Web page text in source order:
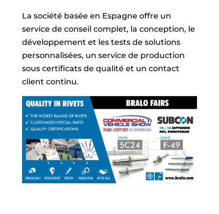
La société basée en Espagne offre un
service de conseil complet, la conception, le
développement et les tests de solutions
personnalisées, un service de production
sous certificats de qualité et un contact
client continu.